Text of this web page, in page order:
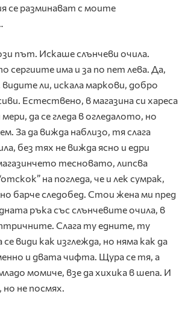
се разминават с моите
път. Искаше слънчеви очила.
сергиите има и за по пет лева. Да,
ли, искала маркови, добро
Естествено, в магазина си хареса
мери, да се гледа в огледалото, но
За да вижда наблизо, тя слага
без тях не вижда ясно и едри
тесновато, липсва
на погледа, че и лек сумрак,
барче следобед. Стои жена ми пред
ръка със слънчевите очила, в
Слага ту едните, ту
се види как изглежда, но няма как да
и двата чифта. Щура се тя, а
момиче, взе да хихика в шепа. И
но не посмях.